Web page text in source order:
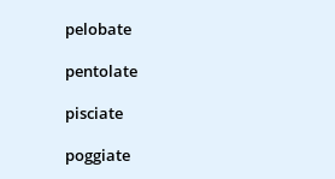
pelobate
pentolate
pisciate
poggiate